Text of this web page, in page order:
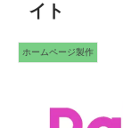
イト
ホームページ製作